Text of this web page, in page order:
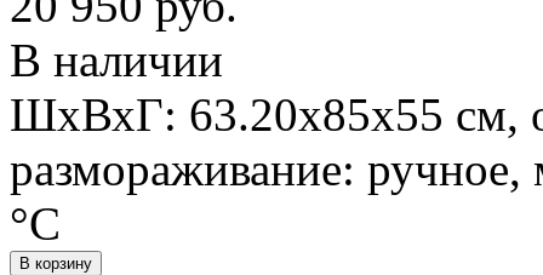
В наличии
ШхВхГ: 63.20х85х55 см,
размораживание:
°С